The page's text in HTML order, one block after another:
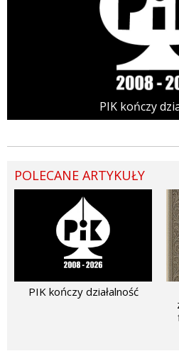
PIK kończy
POLECANE ARTYKUŁY
PIK kończy działalność